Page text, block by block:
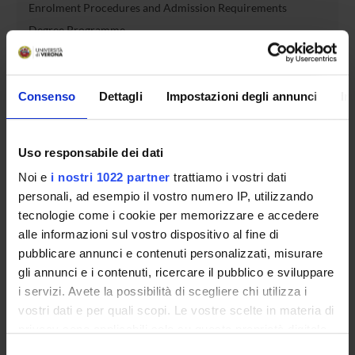
Consenso Dettagli Impostazioni degli annunci
Uso responsabile dei dati
Noi e i nostri 1022 partner trattiamo i vostri dati
personali, ad esempio il vostro numero IP, utilizzando
tecnologie come i cookie per memorizzare e accedere
alle informazioni sul vostro dispositivo al fine di
pubblicare annunci e contenuti personalizzati, misurare
gli annunci e i contenuti, ricercare il pubblico e sviluppare
i servizi. Avete la possibilità di scegliere chi utilizza i
vostri dati e per quali scopi. Le vostre scelte in materia di
Enrolment Procedures and Admission Requirements
Degree Programme
Courses
Notices
Governing bodies
Rete formativa
International Students
OFFERTA FORMATIVA
SEMESTRE FILTRO
CORSI DI LAUREA
CORSI DI LAUREA MAGISTRALE